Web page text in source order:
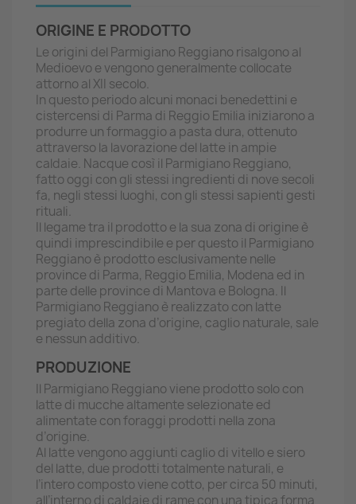
ORIGINE E PRODOTTO
Le origini del Parmigiano Reggiano risalgono al
Medioevo e vengono generalmente collocate
attorno al XII secolo.
In questo periodo alcuni monaci benedettini e
cistercensi di Parma di Reggio Emilia iniziarono a
produrre un formaggio a pasta dura, ottenuto
attraverso la lavorazione del latte in ampie
caldaie. Nacque così il Parmigiano Reggiano,
fatto oggi con gli stessi ingredienti di nove secoli
fa, negli stessi luoghi, con gli stessi sapienti gesti
rituali.
Il legame tra il prodotto e la sua zona di origine è
quindi imprescindibile e per questo il Parmigiano
Reggiano è prodotto esclusivamente nelle
province di Parma, Reggio Emilia, Modena ed in
parte delle province di Mantova e Bologna. Il
Parmigiano Reggiano è realizzato con latte
pregiato della zona d’origine, caglio naturale, sale
e nessun additivo.
PRODUZIONE
Il Parmigiano Reggiano viene prodotto solo con
latte di mucche altamente selezionate ed
alimentate con foraggi prodotti nella zona
d’origine.
Al latte vengono aggiunti caglio di vitello e siero
del latte, due prodotti totalmente naturali, e
l’intero composto viene cotto, per circa 50 minuti,
all’interno di caldaie di rame con una tipica forma